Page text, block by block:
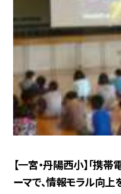
【一宮・丹陽西小】「携
ーマで、情報モラル向